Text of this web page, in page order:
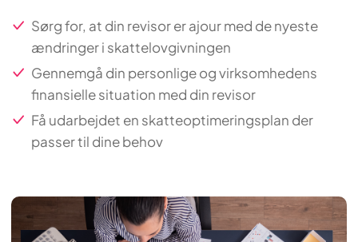
Sørg for, at din revisor er ajour med de nyeste
ændringer i skattelovgivningen
Gennemgå din personlige og virksomhedens
finansielle situation med din revisor
Få udarbejdet en skatteoptimeringsplan der
passer til dine behov